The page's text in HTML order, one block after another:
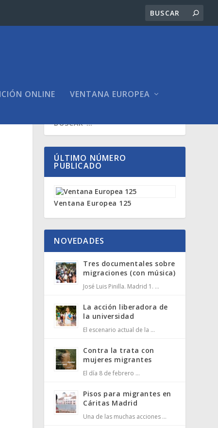
ONLINE VENTANA EUROPEA
ÚLTIMO NÚMERO
PUBLICADO
Ventana Europea 125
NOVEDADES
Tres documentales sobre
migraciones (con música)
José Luis Pinilla. Madrid 1. …
La acción liberadora de
la universidad
El escenario actual de la …
Contra la trata con
mujeres migrantes
El día 8 de febrero …
Pisos para migrantes en
Cáritas Madrid
Una de las muchas acciones …